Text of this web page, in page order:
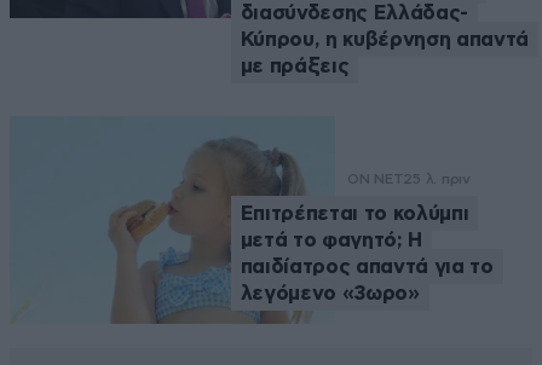
διασύνδεσης Ελλάδας-
Κύπρου, η κυβέρνηση απαντά
με πράξεις
ON NET25 λ. πριν
Επιτρέπεται το κολύμπι
μετά το φαγητό; Η
παιδίατρος απαντά για το
λεγόμενο «3ωρο»